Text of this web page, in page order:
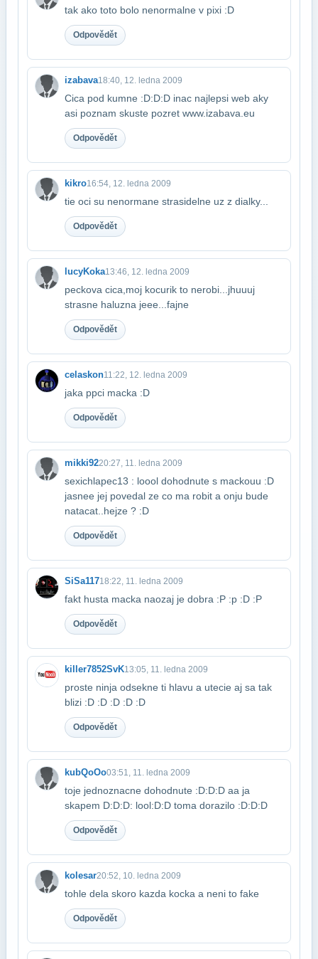
tak ako toto bolo nenormalne v pixi :D
Odpovědět
izabava18:40, 12. ledna 2009
Cica pod kumne :D:D:D inac najlepsi web aky
asi poznam skuste pozret www.izabava.eu
Odpovědět
kikro16:54, 12. ledna 2009
tie oci su nenormane strasidelne uz z dialky...
Odpovědět
lucyKoka13:46, 12. ledna 2009
peckova cica,moj kocurik to nerobi...jhuuuj
strasne haluzna jeee...fajne
Odpovědět
celaskon11:22, 12. ledna 2009
jaka ppci macka :D
Odpovědět
mikki9220:27, 11. ledna 2009
sexichlapec13 : loool dohodnute s mackouu :D
jasnee jej povedal ze co ma robit a on​ju bude
natacat..hejze ? :D
Odpovědět
SiSa11718:22, 11. ledna 2009
fakt husta macka naozaj je dobra :P :p :D :P
Odpovědět
killer7852SvK13:05, 11. ledna 2009
proste ninja odsekne ti hlavu a utecie aj sa tak
blizi :D :D :D :D :D
Odpovědět
kubQoOo03:51, 11. ledna 2009
toje jednoznacne dohodnute :D:D:D aa ja
skapem D:D:D: lool:D:D toma dorazilo :D:D:D
Odpovědět
kolesar20:52, 10. ledna 2009
tohle dela skoro kazda kocka a neni to fake
Odpovědět